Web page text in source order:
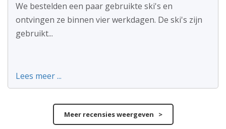
We bestelden een paar gebruikte ski's en
ontvingen ze binnen vier werkdagen. De ski's zijn
gebruikt...
Lees meer ...
Meer recensies weergeven >